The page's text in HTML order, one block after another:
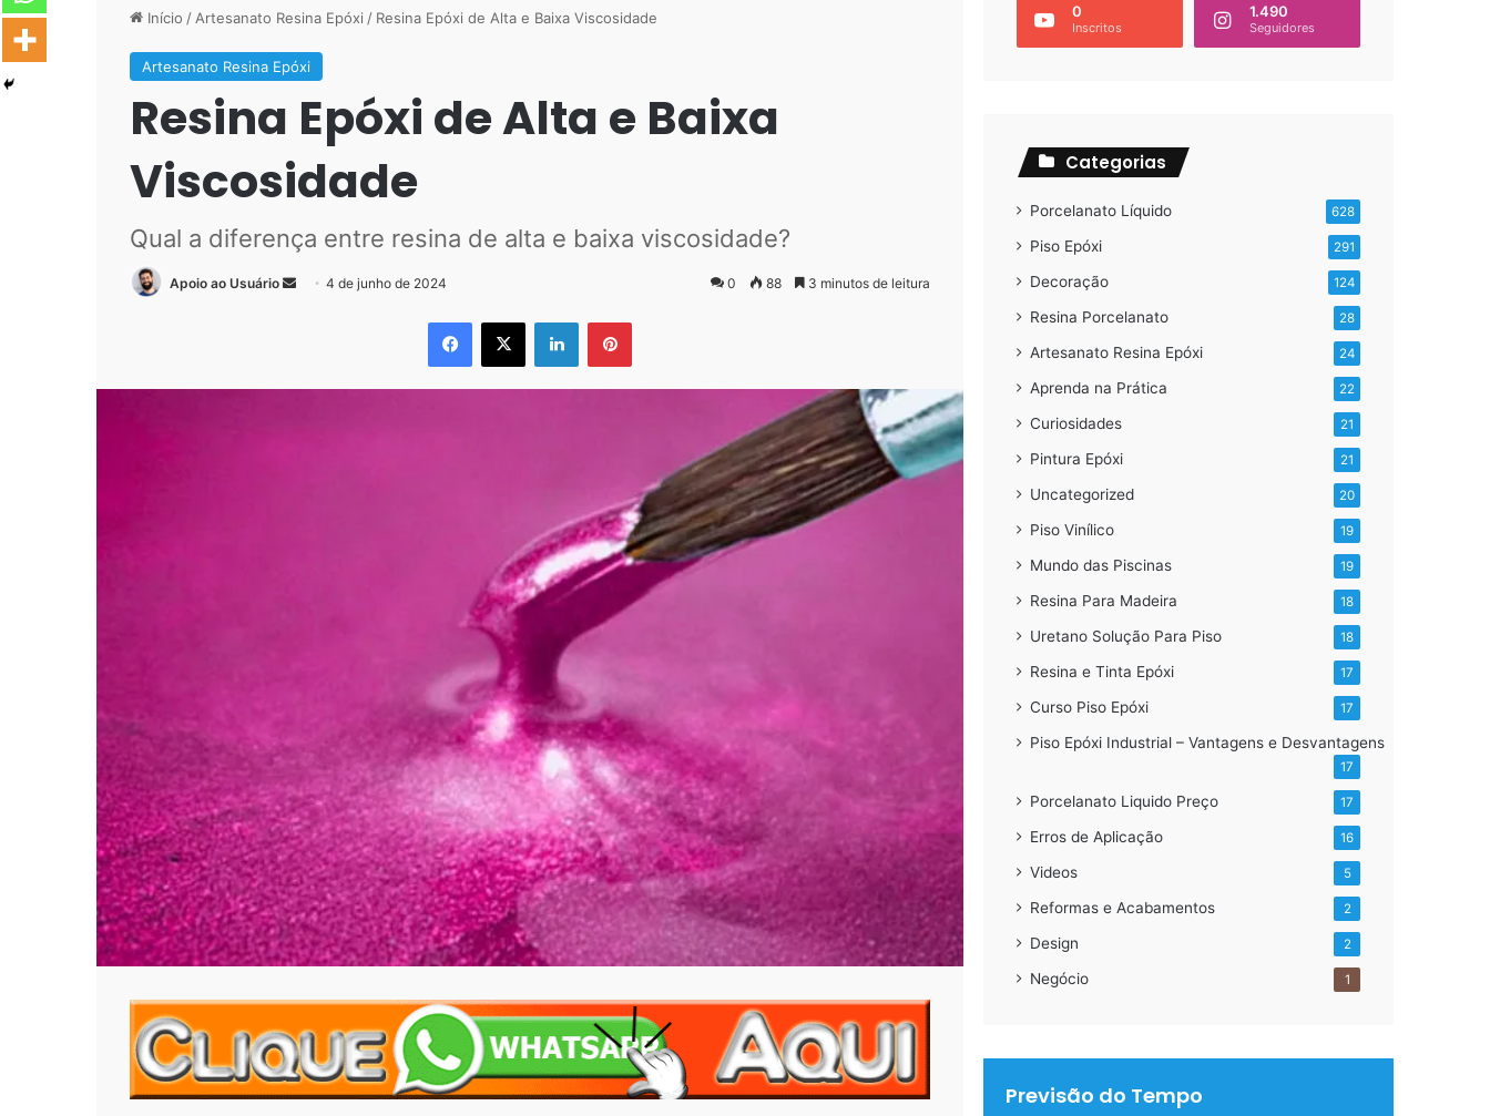
Início / Artesanato Resina Epóxi / Resina Epóxi de Alta e Baixa Viscosidade
Artesanato Resina Epóxi
Resina Epóxi de Alta e Baixa
Viscosidade
Qual a diferença entre resina de alta e baixa viscosidade?
Apoio ao Usuário
Mande4 de junho de 2024 0 88 3 minutos de leitura
Facebook
X LinkedinPinterest
0
Inscritos
1.490
Seguidores
Categorias
Porcelanato Líquido 628
Piso Epóxi 291
Decoração 124
Resina Porcelanato 28
Artesanato Resina Epóxi 24
Aprenda na Prática 22
Curiosidades 21
Pintura Epóxi 21
Uncategorized 20
Piso Vinílico 19
Mundo das Piscinas 19
Resina Para Madeira 18
Uretano Solução Para Piso 18
Resina e Tinta Epóxi 17
Curso Piso Epóxi 17
Piso Epóxi Industrial – Vantagens e Desvantagens
17
Porcelanato Liquido Preço 17
Erros de Aplicação 16
Videos 5
Reformas e Acabamentos 2
Design 2
Negócio 1
Previsão do Tempo